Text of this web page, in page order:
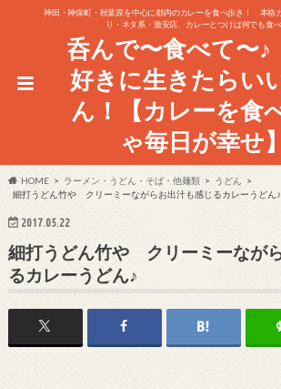
神田・神保町・秋葉原を中心に都内のカレーを食べ歩き！ 本格
り・ネタ系・激安店、カレーとつけば何でも食
呑んで〜食べて〜
好きに生きたらい
ん！【カレーを食
ゃ毎日が幸せ】
HOME ラーメン・うどん・そば・他麺類
うどん
細打うどん竹や クリーミーながらお出汁も感じるカレーうどん♪
2017.05.22
細打うどん竹や クリーミーなが
るカレーうどん♪